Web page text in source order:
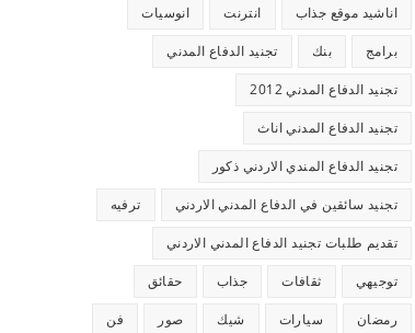
اناشيد موقع جذاب انترنت انوسيات
برامج بنك تجنيد الدفاع المدني
تجنيد الدفاع المدني 2012
تجنيد الدفاع المدني اناث
تجنيد الدفاع المندي الاردني ذكور
تجنيد سائقين في الدفاع المدني الاردني ترفيه
تقديم طلبات تجنيد الدفاع المدني الاردني
توجيهي ثقافات جذاب حقائق
رمضان سيارات شيك صور فن